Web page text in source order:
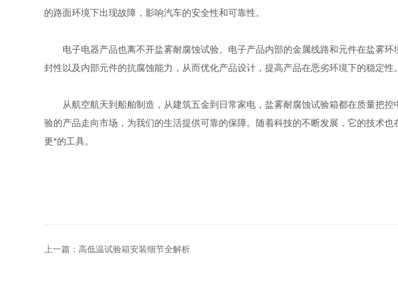
的路面环境下出现故障，影响汽车的安全性和可靠性。
电子电器产品也离不开盐雾耐腐蚀试验。电子产品内部的金属线路和元件在盐雾环
封性以及内部元件的抗腐蚀能力，从而优化产品设计，提高产品在恶劣环境下的稳定性。
从航空航天到船舶制造，从建筑五金到日常家电，盐雾耐腐蚀试验箱都在质量把控
验的产品走向市场，为我们的生活提供可靠的保障。随着科技的不断发展，它的技术
更*的工具。
上一篇： 高低温试验箱安装细节全解析